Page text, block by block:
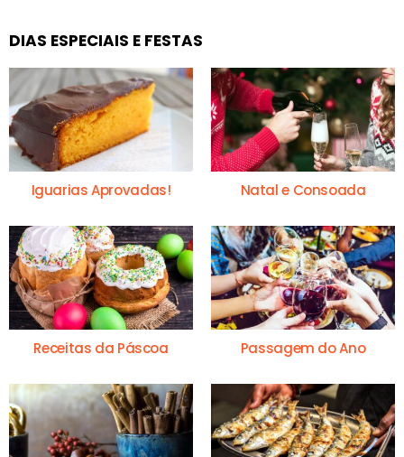
DIAS ESPECIAIS E FESTAS
Iguarias Aprovadas! Natal e Consoada
Receitas da Páscoa Passagem do Ano